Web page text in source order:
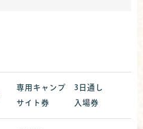
専用キャンプ
サイト券
3日通し
入場券